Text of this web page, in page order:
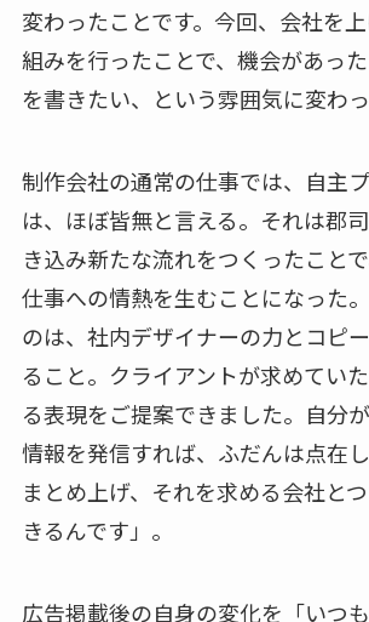
変わったことです。今回、会社を
組みを行ったことで、機会があっ
を書きたい、という雰囲気に変わっ
制作会社の通常の仕事では、自主
は、ほぼ皆無と言える。それは郡
き込み新たな流れをつくったこと
仕事への情熱を生むことになった
のは、社内デザイナーの力とコピ
ること。クライアントが求めてい
る表現をご提案できました。自分
情報を発信すれば、ふだんは点在
まとめ上げ、それを求める会社と
きるんです」。
広告掲載後の自身の変化を「いつ